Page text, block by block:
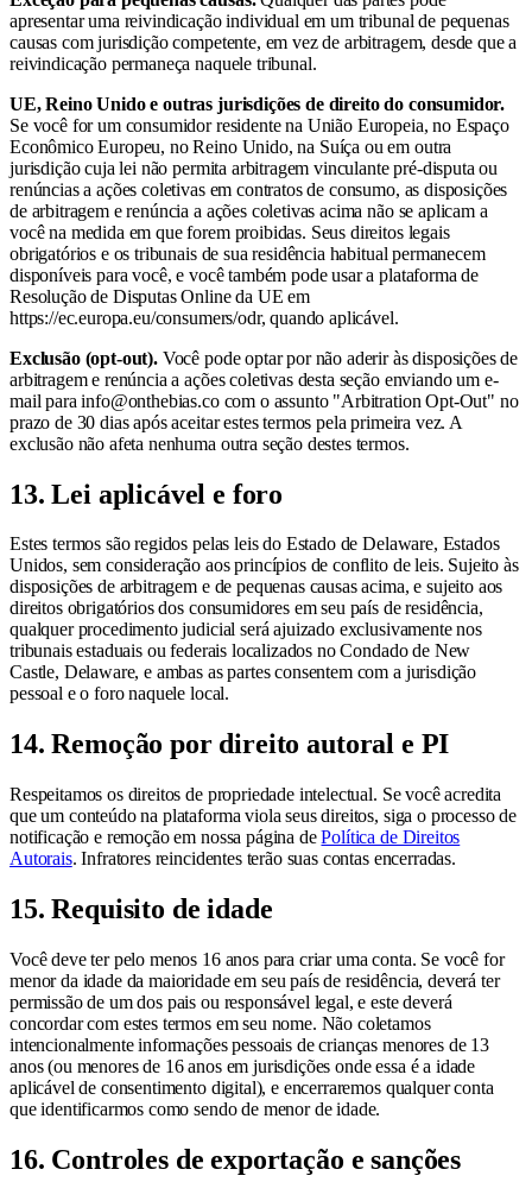
apresentar uma reivindicação individual em um tribunal de pequenas
causas com jurisdição competente, em vez de arbitragem, desde que a
reivindicação permaneça naquele tribunal.
UE, Reino Unido e outras jurisdições de direito do consumidor.
Se você for um consumidor residente na União Europeia, no Espaço
Econômico Europeu, no Reino Unido, na Suíça ou em outra
jurisdição cuja lei não permita arbitragem vinculante pré-disputa ou
renúncias a ações coletivas em contratos de consumo, as disposições
de arbitragem e renúncia a ações coletivas acima não se aplicam a
você na medida em que forem proibidas. Seus direitos legais
obrigatórios e os tribunais de sua residência habitual permanecem
disponíveis para você, e você também pode usar a plataforma de
Resolução de Disputas Online da UE em
https://ec.europa.eu/consumers/odr, quando aplicável.
Exclusão (opt-out).Você pode optar por não aderir às disposições de
arbitragem e renúncia a ações coletivas desta seção enviando um e-
mail para info@onthebias.co com o assunto "Arbitration Opt-Out" no
prazo de 30 dias após aceitar estes termos pela primeira vez. A
exclusão não afeta nenhuma outra seção destes termos.
13. Lei aplicável e foro
Estes termos são regidos pelas leis do Estado de Delaware, Estados
Unidos, sem consideração aos princípios de conflito de leis. Sujeito às
disposições de arbitragem e de pequenas causas acima, e sujeito aos
direitos obrigatórios dos consumidores em seu país de residência,
qualquer procedimento judicial será ajuizado exclusivamente nos
tribunais estaduais ou federais localizados no Condado de New
Castle, Delaware, e ambas as partes consentem com a jurisdição
pessoal e o foro naquele local.
14. Remoção por direito autoral e PI
Respeitamos os direitos de propriedade intelectual. Se você acredita
que um conteúdo na plataforma viola seus direitos, siga o processo de
notificação e remoção em nossa página dePolítica de Direitos
Autorais. Infratores reincidentes terão suas contas encerradas.
15. Requisito de idade
Você deve ter pelo menos 16 anos para criar uma conta. Se você for
menor da idade da maioridade em seu país de residência, deverá ter
permissão de um dos pais ou responsável legal, e este deverá
concordar com estes termos em seu nome. Não coletamos
intencionalmente informações pessoais de crianças menores de 13
anos (ou menores de 16 anos em jurisdições onde essa é a idade
aplicável de consentimento digital), e encerraremos qualquer conta
que identificarmos como sendo de menor de idade.
16. Controles de exportação e sanções